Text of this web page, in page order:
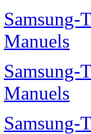
Manuels
Manuels